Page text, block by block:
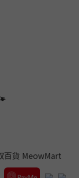
百貨 MeowMart